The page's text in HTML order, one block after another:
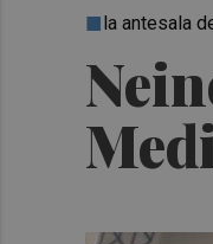
la antesala